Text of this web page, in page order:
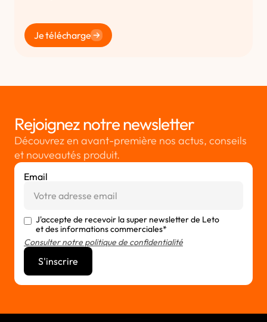
Je télécharge
Rejoignez notre newsletter
Découvrez en avant-première nos actus, conseils
et nouveautés produit.
Email
J'accepte de recevoir la super newsletter de Leto
et des informations commerciales*
Consulter notre politique de confidentialité